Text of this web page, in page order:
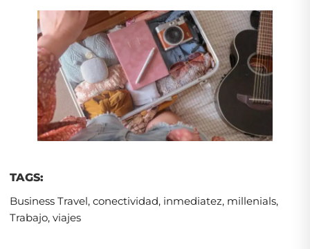
TAGS:
Business Travel, conectividad, inmediatez, millenials,
Trabajo, viajes